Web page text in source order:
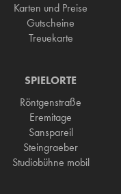
Karten und Preise
Gutscheine
Treuekarte
SPIELORTE
Röntgenstraße
Eremitage
Sanspareil
Steingraeber
Studiobühne mobil